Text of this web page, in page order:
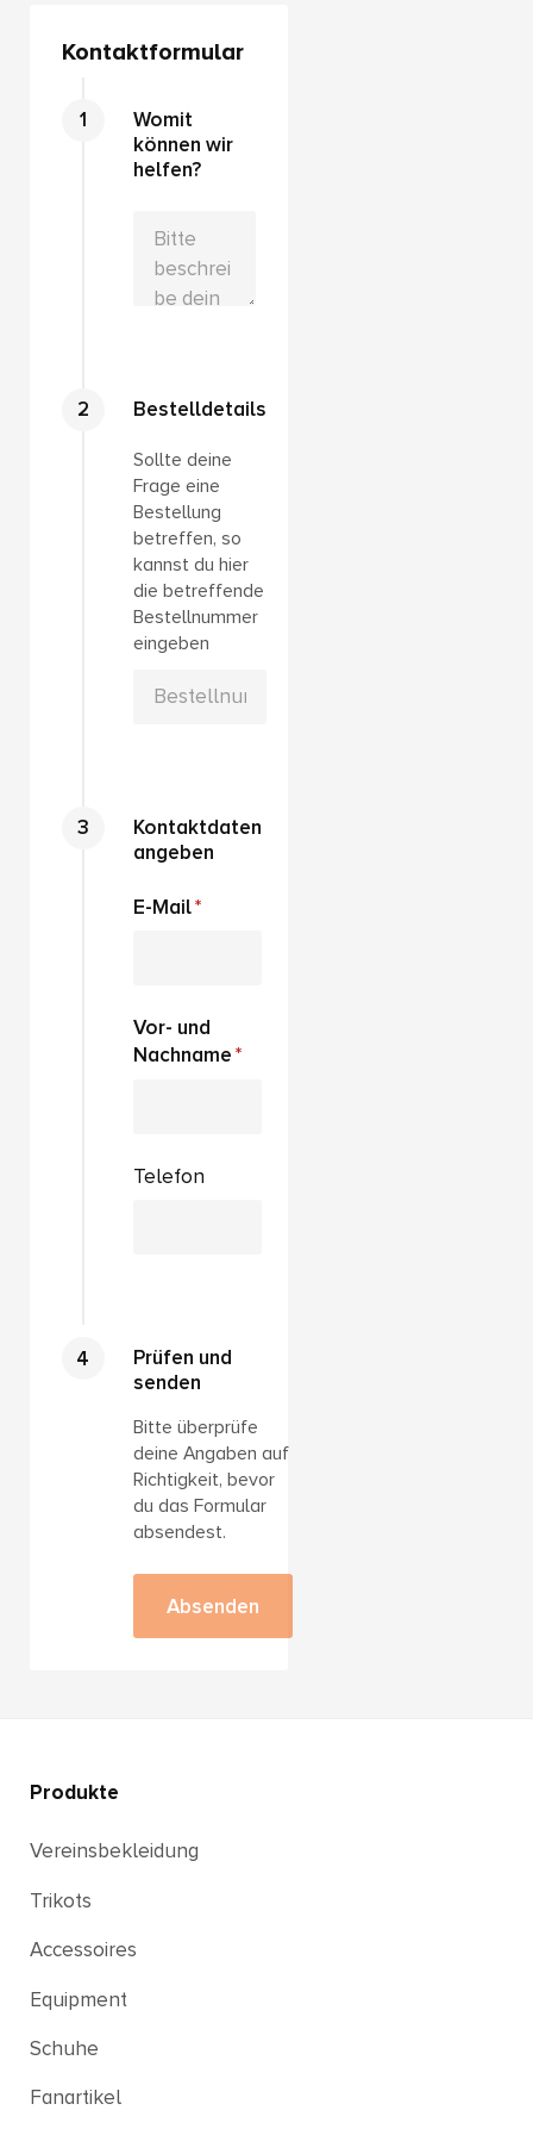
Kontaktformular
Womit
können wir
helfen?
Bestelldetails
Sollte deine
Frage eine
Bestellung
betreffen, so
kannst du hier
die betreffende
Bestellnummer
eingeben
Kontaktdaten
angeben
E-Mail
Vor- und
Nachname
Telefon
Prüfen und
senden
Bitte überprüfe
deine Angaben auf
Richtigkeit, bevor
du das Formular
absendest.
Absenden
Produkte
Vereinsbekleidung
Trikots
Accessoires
Equipment
Schuhe
Fanartikel